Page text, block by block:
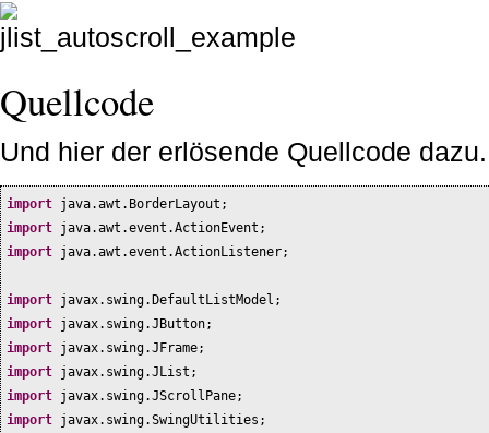
Quellcode
Und hier der erlösende Quellcode dazu.
import java.awt.BorderLayout;
import java.awt.event.ActionEvent;
import java.awt.event.ActionListener;
import javax.swing.DefaultListModel;
import javax.swing.JButton;
import javax.swing.JFrame;
import javax.swing.JList;
import javax.swing.JScrollPane;
import javax.swing.SwingUtilities;